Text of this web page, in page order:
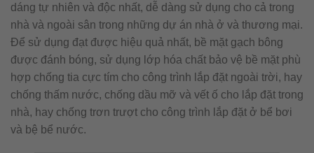
dáng tự nhiên và độc nhất, dễ dàng sử dụng cho cả trong
nhà và ngoài sân trong những dự án nhà ở và thương mại.
Để sử dụng đạt được hiệu quả nhất, bề mặt gạch bông
được đánh bóng, sử dụng lớp hóa chất bảo vệ bề mặt phù
hợp chống tia cực tím cho công trình lắp đặt ngoài trời, hay
chống thấm nước, chống dầu mỡ và vết ố cho lắp đặt trong
nhà, hay chống trơn trượt cho công trình lắp đặt ở bể bơi
và bệ bể nước.